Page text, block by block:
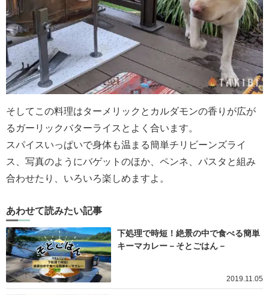
そしてこの料理はターメリックとカルダモンの香りが広が
るガーリックバターライスとよく合います。
スパイスいっぱいで身体も温まる簡単チリビーンズライ
ス、写真のようにバゲットのほか、ペンネ、パスタと組み
合わせたり、いろいろ楽しめますよ。
あわせて読みたい記事
下処理で時短！絶景の中で食べる簡単
キーマカレー－そとごはん－
2019.11.05